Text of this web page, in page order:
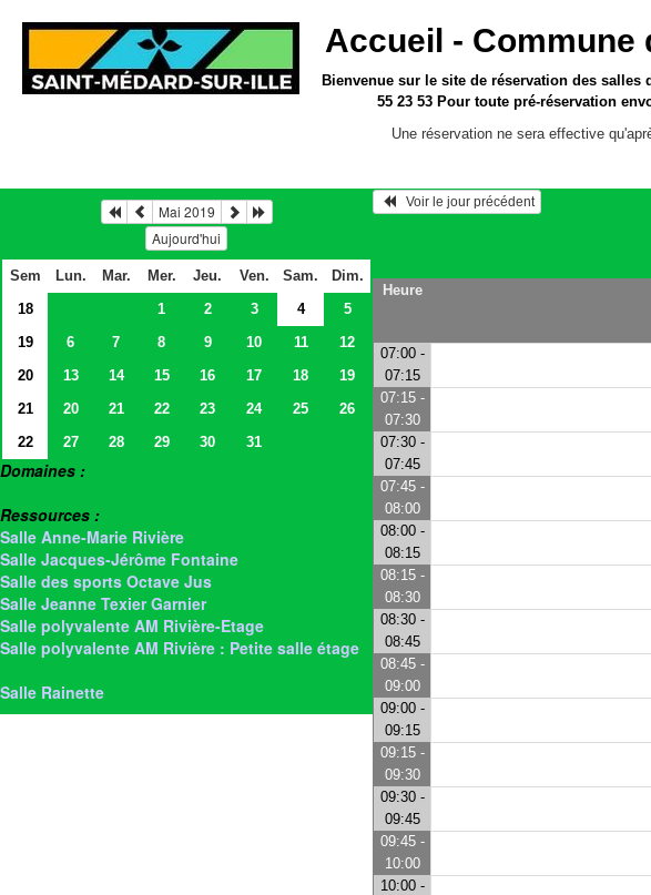
Accueil - Commune
Bienvenue sur le sitede réservation des salles
55 23 53 Pour toute pré-réservation
Une réservation ne sera effective
Mai 2019
Aujourd'hui
Sem Lun. Mar. Mer. Jeu. Ven. Sam.
Dim.
18
1 2 3 4
5
19
6 7 8 9 10 11
12
20
13 14 15 16 17 18
19
21
20 21 22 23 24 25
26
22
27 28 29 30 31
Domaines :
Ressources :
Salle Anne-Marie Rivière
Salle Jacques-Jérôme Fontaine
Salle des sports Octave Jus
Salle Jeanne Texier Garnier
Salle polyvalente AM Rivière-Etage
Salle polyvalente AM Rivière : Petite salle étage
Salle Rainette
   Voir le jour précédent
Heure
07:00 -
07:15
07:15 -
07:30
07:30 -
07:45
07:45 -
08:00
08:00 -
08:15
08:15 -
08:30
08:30 -
08:45
08:45 -
09:00
09:00 -
09:15
09:15 -
09:30
09:30 -
09:45
09:45 -
10:00
10:00 -